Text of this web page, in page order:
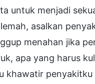
untuk menjadi
asalkan
menahan jika
apa yang harus
khawatir